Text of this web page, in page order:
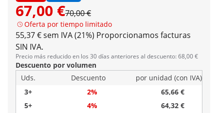
67,00 €70,00 €
Oferta por tiempo limitado
55,37 € sem IVA (21%) Proporcionamos facturas
SIN IVA.
Precio más reducido en los 30 días anteriores al descuento: 68,00 €
Descuento por volumen
Uds.
Descuento
por unidad (con IVA)
3+
2%
65,66 €
5+
4%
64,32 €